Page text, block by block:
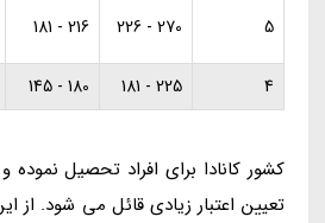
5
270 - 226
216 - 181
4
225 - 181
180 - 145
کشور کانادا برای افراد تحصیل
تعیین اعتبار زیادی قائل می شود.